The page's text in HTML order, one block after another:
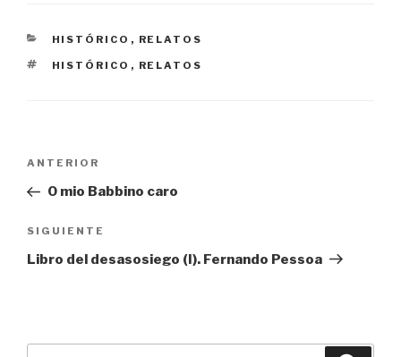
CATEGORÍAS
HISTÓRICO , RELATOS
ETIQUETAS
HISTÓRICO , RELATOS
entradas
Entrada
anterior:
ANTERIOR
O mio Babbino caro
Siguiente
entrada
SIGUIENTE
Libro del desasosiego (I). Fernando Pessoa